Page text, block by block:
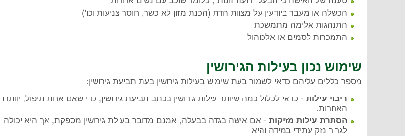
הכשלה או מעבר ביודעין על מצוות הדת (הכנת מזון לא כשר, חוסר צניעות וכו')
התנהגות אלימה מתמשכת
התמכרות לסמים או אלכוהול
שימוש נכון בעילות הגירושין
מספר כללים עליהם כדאי לשמור בעת שימוש בעילות גירושין בעת תביעת גירושין:
ריבוי עילות - כדאי לכלול כמה שיותר עילות גירושין בכתב תביעת גירושין, כדי שאם אחת תיפול, יוותרו
האחרות.
הסתרת עילות מזיקות - אם אישה בגדה בבעלה, אמנם מדובר בעילת גירושין מספקת, אך היא יכולה
לגרור נזק עתידי במידה והיא